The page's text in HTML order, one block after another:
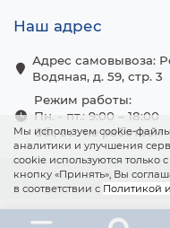
Мы используем cookie-
аналитики и улучшения
cookie используются только
кнопку «Принять», Вы
в соответствии с Политикой
Наш адрес
Адрес самовывоза:
Водяная, д. 59, стр. 3
Режим работы:
Пн. - пт.: 9:00 – 18:00
Сб., вс.: не работаем